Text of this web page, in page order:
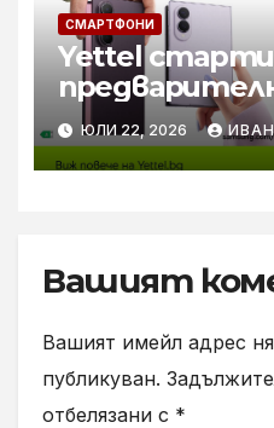
СМАРТФОНИ
Yettel
за новите
Flip8, Fold8 и
ЮЛИ 22, 2026
Вашият
Вашият имейл адрес
публикуван.
отбелязани с *